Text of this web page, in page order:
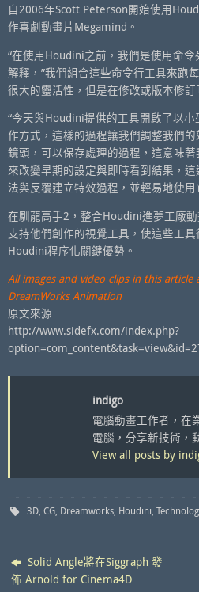
自2006年Scott Peterson開始使用
作喜劇動畫片Megamind。
“在使用Houdini之前，我們是使用命
解釋，”我們組合這些命令行工具來跑
很大的靈活性，但是在修改或版本修訂
“今天與Houdini提供的工具開啟了以
作方式，這樣的過程讓我們調整我們
鏡頭，可以保存處理的過程，這意味
來改變早期的設定與即時看到結果，
法與反覆建立特效過程，並輕易地使用
在馴龍高手2，整合Houdini進夢工廠
支持他們創作的視覺工具，使這些工
Houdini程序化關鍵優勢。
All images and video clips in this
DreamWorks Animation
原文來源
http://www.sidefx.com/index.php?
indigo
電腦動畫工作者，在
電腦，分享新技術，
View all posts by
3D, CG, Dreamworks, Houdini,
Solid Angle將在Siggraph 發
佈 Arnold for Cinema4D